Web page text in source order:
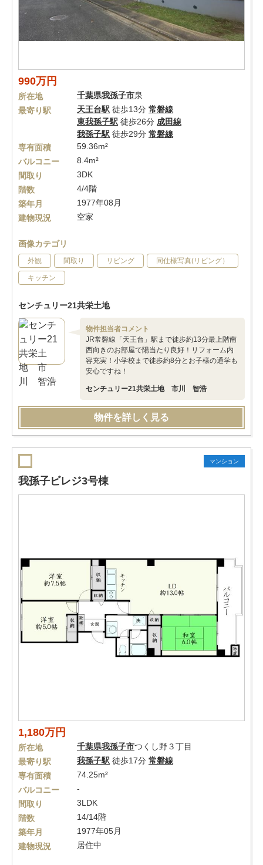
990万円
所在地 千葉県我孫子市泉
最寄り駅
天王台駅 徒歩13分 常磐線
東我孫子駅 徒歩26分 成田線
我孫子駅 徒歩29分 常磐線
専有面積
59.36m²
バルコニー
8.4m²
間取り
3DK
階数
4/4階
築年月
1977年08月
建物現況
空家
画像カテゴリ
外観 間取り リビング 同仕様写真(リビング）
キッチン
センチュリー21共栄土地
物件担当者コメント
JR常磐線「天王台」駅まで徒歩約13分最上階南
西向きのお部屋で陽当たり良好！リフォーム内
容充実！小学校まで徒歩約8分とお子様の通学も
安心ですね！
センチュリー21共栄土地 市川 智浩
物件を詳しく見る
マンション
我孫子ビレジ3号棟
1,180万円
所在地 千葉県我孫子市つくし野３丁目
最寄り駅
我孫子駅 徒歩17分 常磐線
専有面積
74.25m²
バルコニー
-
間取り
3LDK
階数
14/14階
築年月
1977年05月
建物現況
居住中